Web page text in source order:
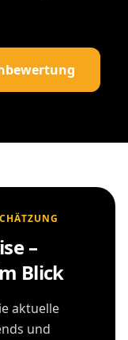
–
Blick
aktuelle
und